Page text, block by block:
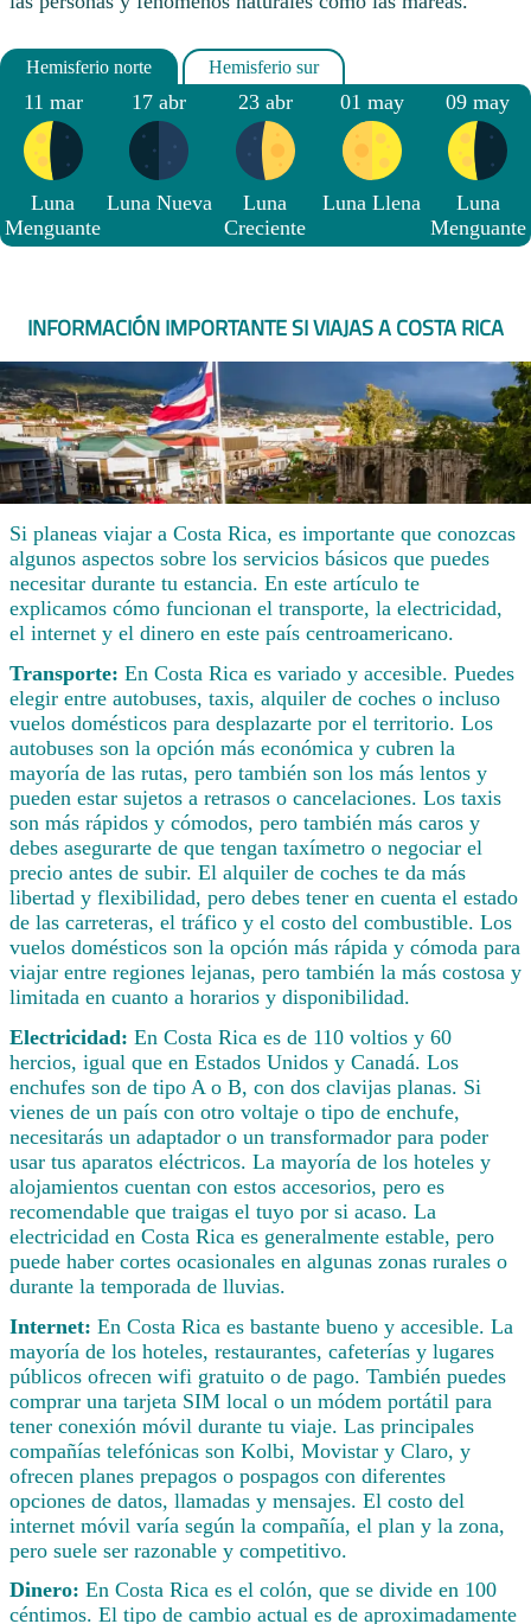
11 mar
Luna
Menguante
17 abr
Luna Nueva
23 abr
Luna
Creciente
01 may
Luna Llena
09 may
Luna
Menguante
INFORMACIÓN IMPORTANTE SI VIAJAS A COSTA RICA
Si planeas viajar a Costa Rica, es importante que conozcas
algunos aspectos sobre los servicios básicos que puedes
necesitar durante tu estancia. En este artículo te
explicamos cómo funcionan el transporte, la electricidad,
el internet y el dinero en este país centroamericano.
Transporte: En Costa Rica es variado y accesible. Puedes
elegir entre autobuses, taxis, alquiler de coches o incluso
vuelos domésticos para desplazarte por el territorio. Los
autobuses son la opción más económica y cubren la
mayoría de las rutas, pero también son los más lentos y
pueden estar sujetos a retrasos o cancelaciones. Los taxis
son más rápidos y cómodos, pero también más caros y
debes asegurarte de que tengan taxímetro o negociar el
precio antes de subir. El alquiler de coches te da más
libertad y flexibilidad, pero debes tener en cuenta el estado
de las carreteras, el tráfico y el costo del combustible. Los
vuelos domésticos son la opción más rápida y cómoda para
viajar entre regiones lejanas, pero también la más costosa y
limitada en cuanto a horarios y disponibilidad.
Electricidad: En Costa Rica es de 110 voltios y 60
hercios, igual que en Estados Unidos y Canadá. Los
enchufes son de tipo A o B, con dos clavijas planas. Si
vienes de un país con otro voltaje o tipo de enchufe,
necesitarás un adaptador o un transformador para poder
usar tus aparatos eléctricos. La mayoría de los hoteles y
alojamientos cuentan con estos accesorios, pero es
recomendable que traigas el tuyo por si acaso. La
electricidad en Costa Rica es generalmente estable, pero
puede haber cortes ocasionales en algunas zonas rurales o
durante la temporada de lluvias.
Internet: En Costa Rica es bastante bueno y accesible. La
mayoría de los hoteles, restaurantes, cafeterías y lugares
públicos ofrecen wifi gratuito o de pago. También puedes
comprar una tarjeta SIM local o un módem portátil para
tener conexión móvil durante tu viaje. Las principales
compañías telefónicas son Kolbi, Movistar y Claro, y
ofrecen planes prepagos o pospagos con diferentes
opciones de datos, llamadas y mensajes. El costo del
internet móvil varía según la compañía, el plan y la zona,
pero suele ser razonable y competitivo.
Dinero: En Costa Rica es el colón, que se divide en 100
céntimos. El tipo de cambio actual es de aproximadamente